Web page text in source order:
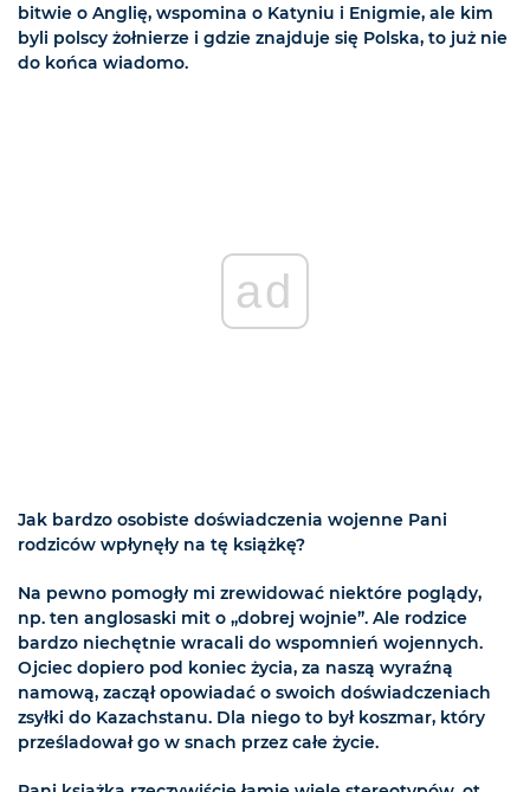
bitwie o Anglię, wspomina o Katyniu i Enigmie, ale kim
byli polscy żołnierze i gdzie znajduje się Polska, to już nie
do końca wiadomo.
ad
Jak bardzo osobiste doświadczenia wojenne Pani
rodziców wpłynęły na tę książkę?
Na pewno pomogły mi zrewidować niektóre poglądy,
np. ten anglosaski mit o „dobrej wojnie”. Ale rodzice
bardzo niechętnie wracali do wspomnień wojennych.
Ojciec dopiero pod koniec życia, za naszą wyraźną
namową, zaczął opowiadać o swoich doświadczeniach
zsyłki do Kazachstanu. Dla niego to był koszmar, który
prześladował go w snach przez całe życie.